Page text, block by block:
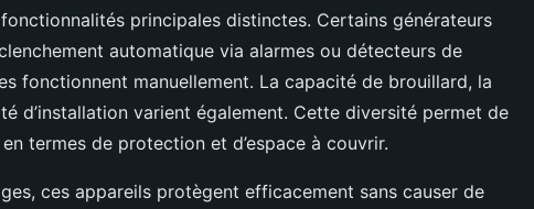
principales distinctes. Certains générateurs
automatique via alarmes ou détecteurs de
fonctionnent manuellement. La capacité de brouillard, la
d’installation varient également. Cette diversité permet de
termes de protection et d’espace à couvrir.
ces appareils protègent efficacement sans causer de